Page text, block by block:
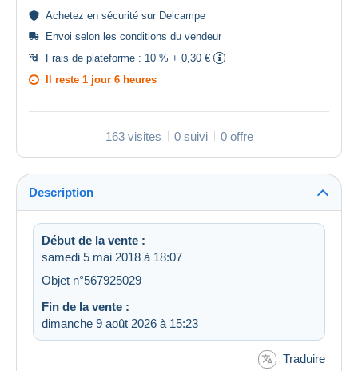
Achetez en sécurité sur Delcampe
Envoi selon les conditions du vendeur
Frais de plateforme : 10 % + 0,30 €
Il reste 1 jour 6 heures
163 visites 0 suivi 0 offre
Description
Début de la vente :
samedi 5 mai 2018 à 18:07
Objet n°567925029
Fin de la vente :
dimanche 9 août 2026 à 15:23
Traduire